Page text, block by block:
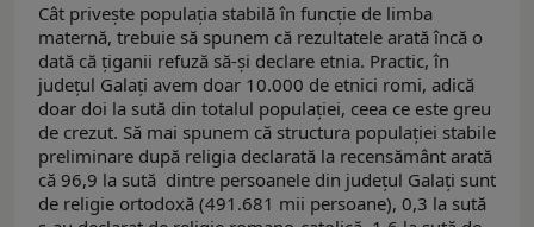
Cât priveşte populaţia stabilă în funcţie de limba
maternă, trebuie să spunem că rezultatele arată încă o
dată că ţiganii refuză să-şi declare etnia. Practic, în
judeţul Galaţi avem doar 10.000 de etnici romi, adică
doar doi la sută din totalul populaţiei, ceea ce este greu
de crezut. Să mai spunem că structura populaţiei stabile
preliminare după religia declarată la recensământ arată
că 96,9 la sută dintre persoanele din judeţul Galaţi sunt
de religie ortodoxă (491.681 mii persoane), 0,3 la sută